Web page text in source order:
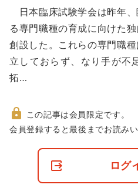
動
日本臨床試験学会は昨年
る専門職種の育成に向けた
創設した。これらの専門職
立しておらず、なり手が不
拓…
非
この記事は会員限定です。
会員登録すると最後までお読みい
ログ